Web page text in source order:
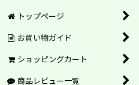
トップページ
お買い物ガイド
ショッピングカート
商品レビュー一覧